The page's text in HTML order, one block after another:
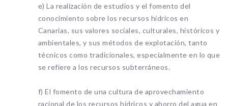
e) La realización de estudios y el fomento del
conocimiento sobre los recursos hídricos en
Canarias, sus valores sociales, culturales, históricos y
ambientales, y sus métodos de explotación, tanto
técnicos como tradicionales, especialmente en lo que
se refiere a los recursos subterráneos.
f) El fomento de una cultura de aprovechamiento
racional de los recursos hídricos y ahorro del agua en